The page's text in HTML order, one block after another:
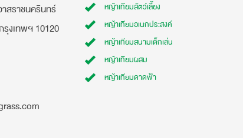
สราชนครินทร์
รุงเทพฯ 10120
หญ้าเทียมสัตว์เลี้ยง
หญ้าเทียมอเนกประสงค์
หญ้าเทียมสนามเด็กเล่น
หญ้าเทียมผสม
หญ้าเทียมดาดฟ้า